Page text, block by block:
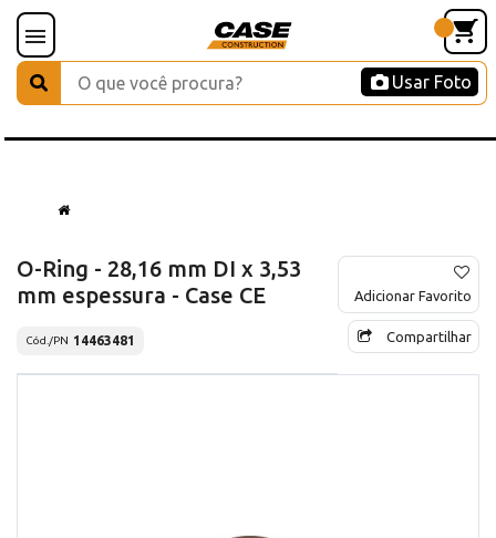
Usar Foto
O-Ring - 28,16 mm DI x 3,53
mm espessura - Case CE
Cód./PN 14463481
Adicionar Favorito
Compartilhar